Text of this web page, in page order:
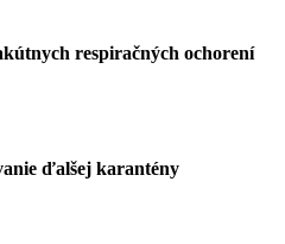
respiračných ochorení
ďalšej karantény